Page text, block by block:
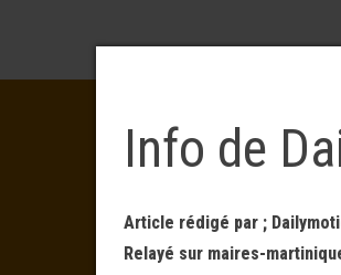
Info de
Article rédigé par ;
Relayé sur maires-